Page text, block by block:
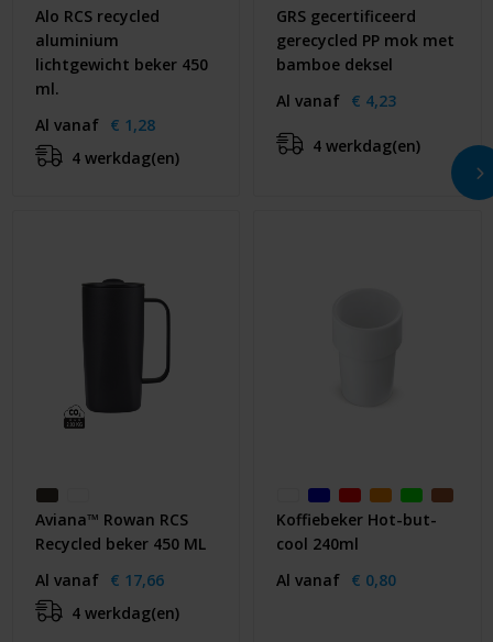
Alo RCS recycled
aluminium
lichtgewicht beker 450
ml.
Al vanaf € 1,28
4 werkdag(en)
GRS gecertificeerd
gerecycled PP mok met
bamboe deksel
Al vanaf € 4,23
4 werkdag(en)
Aviana™ Rowan RCS
Recycled beker 450 ML
Al vanaf € 17,66
4 werkdag(en)
Koffiebeker Hot-but-
cool 240ml
Al vanaf € 0,80